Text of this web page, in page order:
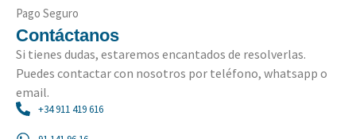
Pago Seguro
Contáctanos
Si tienes dudas, estaremos encantados de resolverlas.
Puedes contactar con nosotros por teléfono, whatsapp o
email.
+34 911 419 616